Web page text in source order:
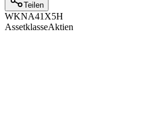
Teilen
WKNA41X5H
AssetklasseAktien